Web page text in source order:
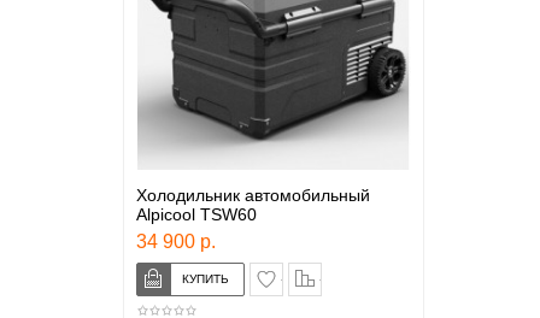
Холодильник автомобильный
Alpicool TSW60
34 900 р.
в закладки